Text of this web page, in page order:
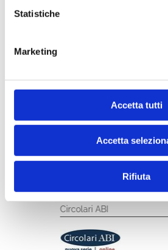
Statistiche
Marketing
Accetta tutti
Accetta
Rifiuta
Ti potrebbe
Circolari ABI